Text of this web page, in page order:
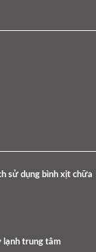
sử dụng bình xịt chữa
lạnh trung tâm